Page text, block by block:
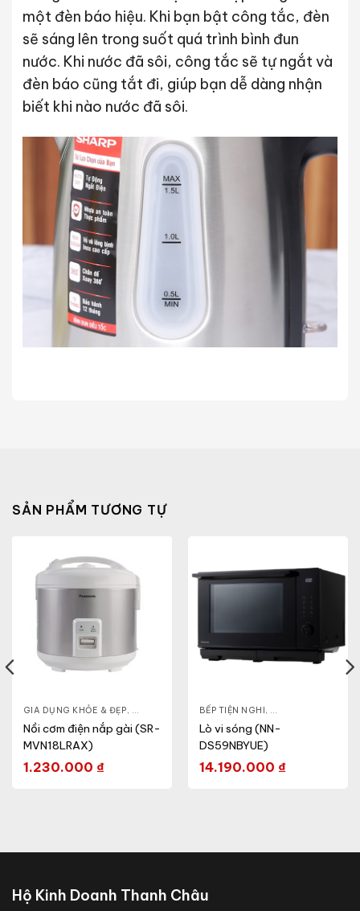
một đèn báo hiệu. Khi bạn bật công tắc, đèn
sẽ sáng lên trong suốt quá trình bình đun
nước. Khi nước đã sôi, công tắc sẽ tự ngắt và
đèn báo cũng tắt đi, giúp bạn dễ dàng nhận
biết khi nào nước đã sôi.
SẢN PHẨM TƯƠNG TỰ
GIA DỤNG KHỎE & ĐẸP, NỒI - ẤM - CA - BÌNH ,NỒI CƠM ĐIỆN
Nồi cơm điện nắp gài (SR-
MVN18LRAX)
1.230.000 ₫
BẾP TIỆN NGHI , GIA DỤNG KHỎE &
Lò vi sóng (NN-
DS59NBYUE)
14.190.000 ₫
,LÒ VI SÓNG
Hộ Kinh Doanh Thanh Châu